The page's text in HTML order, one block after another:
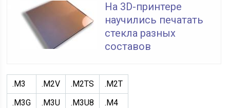
На 3D-принтере
научились печатать
стекла разных
составов
.M3 .M2V .M2TS
.M2T
.M3G
.M3U .M3U8 .M4